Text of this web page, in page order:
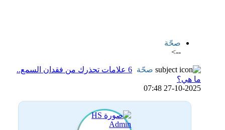
صحّة
-->
صحّة
6 علامات تحذرك من فقدان السمع..
ما هي؟
27-10-2025 07:48